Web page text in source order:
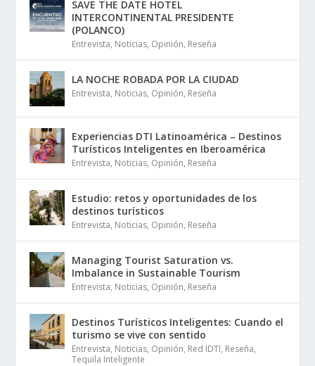
SAVE THE DATE HOTEL
INTERCONTINENTAL PRESIDENTE
(POLANCO)
Entrevista, Noticias, Opinión, Reseña
LA NOCHE ROBADA POR LA CIUDAD
Entrevista, Noticias, Opinión, Reseña
Experiencias DTI Latinoamérica – Destinos
Turísticos Inteligentes en Iberoamérica
Entrevista, Noticias, Opinión, Reseña
Estudio: retos y oportunidades de los
destinos turísticos
Entrevista, Noticias, Opinión, Reseña
Managing Tourist Saturation vs.
Imbalance in Sustainable Tourism
Entrevista, Noticias, Opinión, Reseña
Destinos Turísticos Inteligentes: Cuando el
turismo se vive con sentido
Entrevista, Noticias, Opinión, Red IDTI, Reseña,
Tequila Inteligente